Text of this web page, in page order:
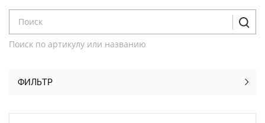
Поиск по артикулу или названию
ФИЛЬТР